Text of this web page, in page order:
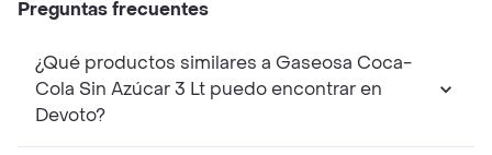
Preguntas frecuentes
¿Qué productos similares a Gaseosa Coca-
Cola Sin Azúcar 3 Lt puedo encontrar en
Devoto?